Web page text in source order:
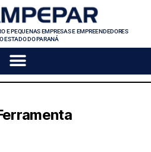
E PEQUENAS EMPRESAS E EMPREENDEDORES
ESTADO DO PARANÁ